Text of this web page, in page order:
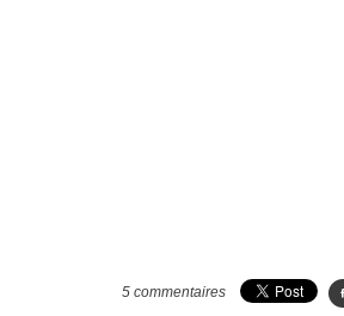
5 commentaires